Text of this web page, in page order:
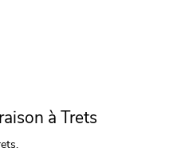
à Trets